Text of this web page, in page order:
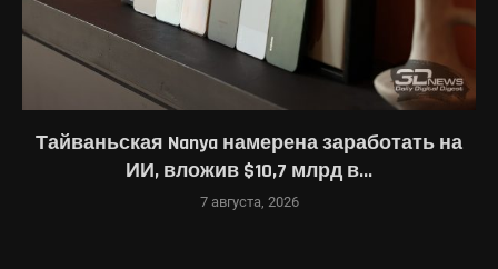
Тайваньская Nanya намерена заработать на
ИИ, вложив $10,7 млрд в...
7 августа, 2026